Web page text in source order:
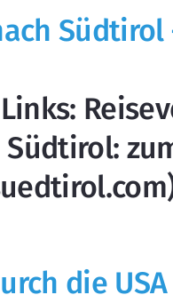
die